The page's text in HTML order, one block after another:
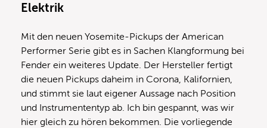
Elektrik
Mit den neuen Yosemite-Pickups der American
Performer Serie gibt es in Sachen Klangformung bei
Fender ein weiteres Update. Der Hersteller fertigt
die neuen Pickups daheim in Corona, Kalifornien,
und stimmt sie laut eigener Aussage nach Position
und Instrumententyp ab. Ich bin gespannt, was wir
hier gleich zu hören bekommen. Die vorliegende